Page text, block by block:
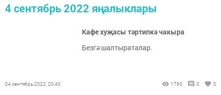
4 сентябрь 2022 яңалыклары
Кафе хуҗасы тәртипкә чакыра
Безгә шалтыраталар.
04 сентябрь 2022, 20:40 1760 0 0